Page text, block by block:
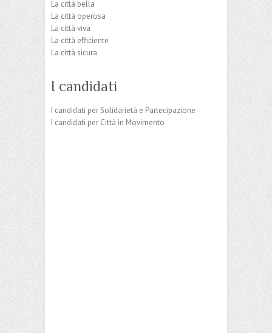
La città bella
La città operosa
La città viva
La città efficiente
La città sicura
I candidati
I candidati per Solidarietà e Partecipazione
I candidati per Città in Movimento